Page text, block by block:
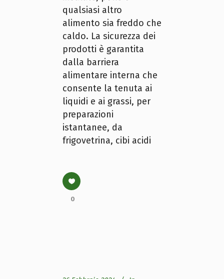
qualsiasi altro
alimento sia freddo che
caldo. La sicurezza dei
prodotti è garantita
dalla barriera
alimentare interna che
consente la tenuta ai
liquidi e ai grassi, per
preparazioni
istantanee, da
frigovetrina, cibi acidi
0